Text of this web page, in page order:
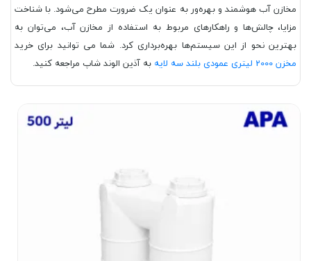
مخازن آب هوشمند و بهره‌ور به عنوان یک ضرورت مطرح می‌شود. با شناخت
مزایا، چالش‌ها و راهکارهای مربوط به استفاده از مخازن آب، می‌توان به
بهترین نحو از این سیستم‌ها بهره‌برداری کرد. شما می توانید برای خرید
مخزن 2000 لیتری عمودی بلند سه لایه
به آذین الوند شاپ مراجعه کنید.